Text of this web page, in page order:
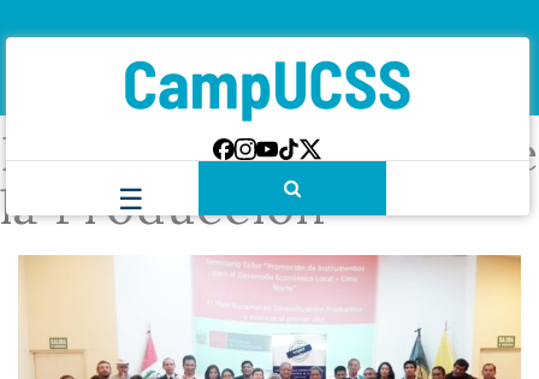
Etiqueta:Ministerio de
la Producción